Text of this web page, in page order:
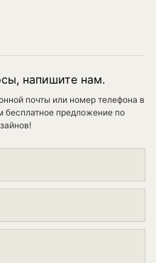
напишите нам.
почты или номер телефона в
предложение по